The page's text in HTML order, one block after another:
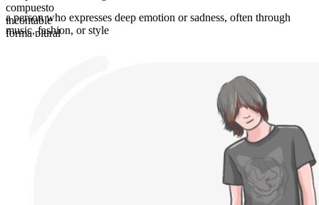
compuesto
incontable
forma plural
a person who expresses deep emotion or sadness, often through
music, fashion, or style